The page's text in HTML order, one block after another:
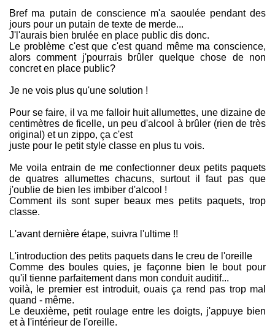
Bref ma putain de conscience m'a saoulée pendant des
jours pour un putain de texte de merde...
J'l'aurais bien brulée en place public dis donc.
Le problème c'est que c'est quand même ma conscience,
alors comment j'pourrais brûler quelque chose de non
concret en place public?
Je ne vois plus qu'une solution !
Pour se faire, il va me falloir huit allumettes, une dizaine de
centimètres de ficelle, un peu d'alcool à brûler (rien de très
original) et un zippo, ça c'est
juste pour le petit style classe en plus tu vois.
Me voila entrain de me confectionner deux petits paquets
de quatres allumettes chacuns, surtout il faut pas que
j'oublie de bien les imbiber d'alcool !
Comment ils sont super beaux mes petits paquets, trop
classe.
L'avant dernière étape, suivra l'ultime !!
L'introduction des petits paquets dans le creu de l'oreille
Comme des boules quies, je façonne bien le bout pour
qu'il tienne parfaitement dans mon conduit auditif...
voilà, le premier est introduit, ouais ça rend pas trop mal
quand - même.
Le deuxième, petit roulage entre les doigts, j'appuye bien
et à l'intérieur de l'oreille.